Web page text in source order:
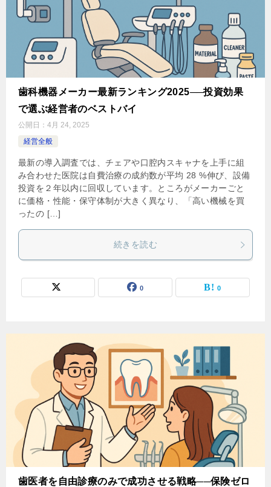
歯科機器メーカー最新ランキング2025──投資効果
で選ぶ経営者のベストバイ
公開日： 4月 24, 2025
経営全般
最新の導入調査では、チェアや口腔内スキャナを上手に組
み合わせた医院は自費治療の成約数が平均 28 %伸び、設備
投資を２年以内に回収しています。ところがメーカーごと
に価格・性能・保守体制が大きく異なり、「高い機械を買
ったの […]
続きを読む
0 0
歯医者を自由診療のみで成功させる戦略──保険ゼロ